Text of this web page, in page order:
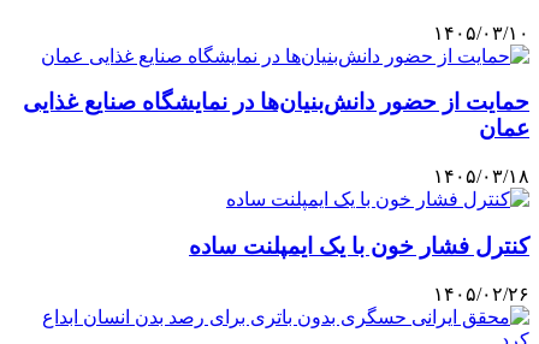
۱۴۰۵/۰۳/۱۰
حمایت از حضور دانش‌بنیان‌ها در نمایشگاه صنایع غذایی
عمان
۱۴۰۵/۰۳/۱۸
کنترل فشار خون با یک ایمپلنت ساده
۱۴۰۵/۰۲/۲۶